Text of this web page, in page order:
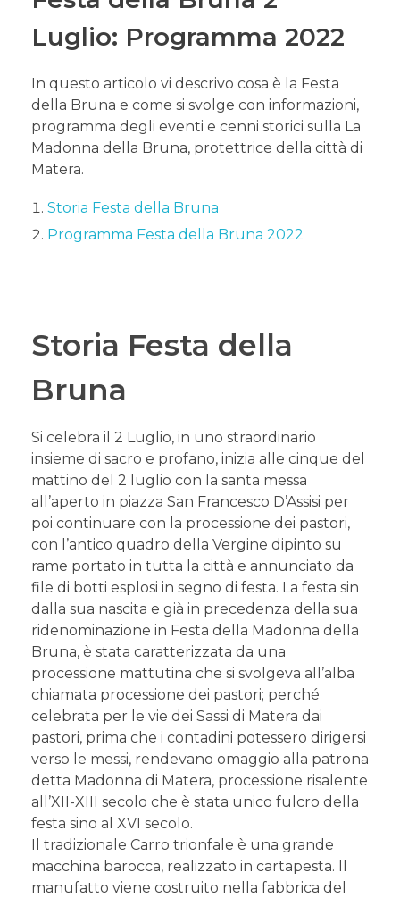
Mappa Sassi di Matera
Meteo a Matera
ZTL nei Sassi e Centro storico
Collegamenti stazione ferroviaria Ferrandina per
Matera
Cosa mangiare a Matera: piatti tipici materani
Natale a Matera 2024
Luglio: Programma 2022
In questo articolo vi descrivo cosa è la Festa
della Bruna e come si svolge con informazioni,
programma degli eventi e cenni storici sulla La
Madonna della Bruna, protettrice della città di
Matera.
Storia Festa della Bruna
Programma Festa della Bruna 2022
Storia Festa della
Bruna
Si celebra il 2 Luglio, in uno straordinario
insieme di sacro e profano, inizia alle cinque del
mattino del 2 luglio con la santa messa
all’aperto in piazza San Francesco D’Assisi per
poi continuare con la processione dei pastori,
con l’antico quadro della Vergine dipinto su
rame portato in tutta la città e annunciato da
file di botti esplosi in segno di festa. La festa sin
dalla sua nascita e già in precedenza della sua
ridenominazione in Festa della Madonna della
Bruna, è stata caratterizzata da una
processione mattutina che si svolgeva all’alba
chiamata processione dei pastori; perché
celebrata per le vie dei Sassi di Matera dai
pastori, prima che i contadini potessero dirigersi
verso le messi, rendevano omaggio alla patrona
detta Madonna di Matera, processione risalente
all’XII-XIII secolo che è stata unico fulcro della
festa sino al XVI secolo.
Il tradizionale Carro trionfale è una grande
macchina barocca, realizzato in cartapesta. Il
manufatto viene costruito nella fabbrica del